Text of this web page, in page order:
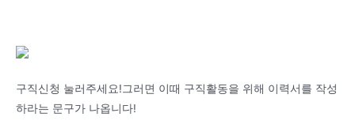
구직신청 눌러주세요!그러면 이때 구직활동을 위해 이력서를 작성
하라는 문구가 나옵니다!